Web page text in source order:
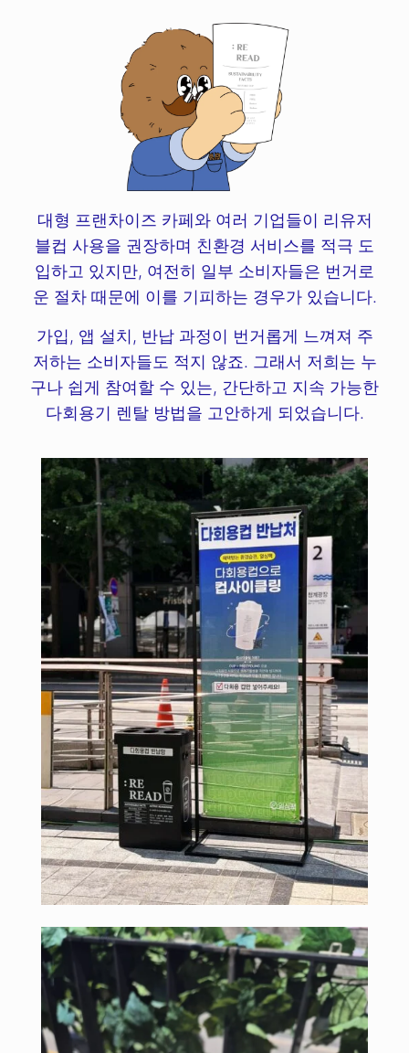
대형 프랜차이즈 카페와 여러 기업들이 리유저
블컵 사용을 권장하며 친환경 서비스를 적극 도
입하고 있지만, 여전히 일부 소비자들은 번거로
운 절차 때문에 이를 기피하는 경우가 있습니다.
가입, 앱 설치, 반납 과정이 번거롭게 느껴져 주
저하는 소비자들도 적지 않죠. 그래서 저희는 누
구나 쉽게 참여할 수 있는, 간단하고 지속 가능한
다회용기 렌탈 방법을 고안하게 되었습니다.